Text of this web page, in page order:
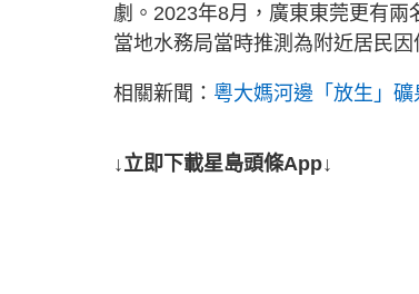
劇。2023年8月，廣東東莞更有兩
當地水務局當時推測為附近居民因
相關新聞： 粵大媽河邊「放生」
↓立即下載星島頭條App↓